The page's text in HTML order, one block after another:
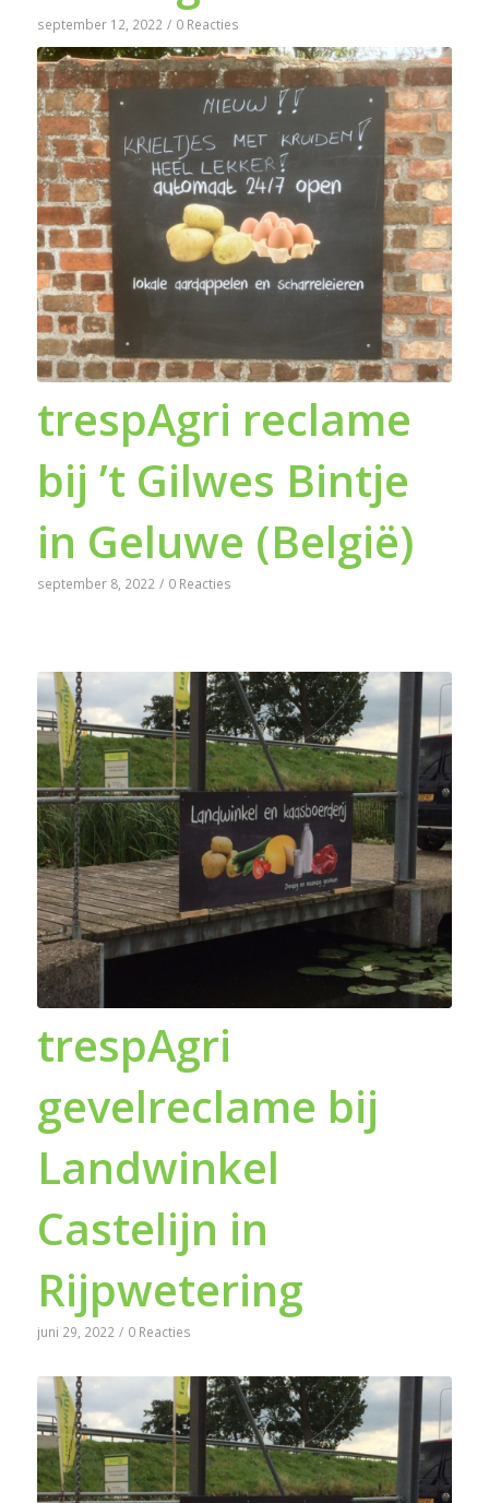
september 12, 2022 / 0 Reacties
trespAgri reclame
bij ’t Gilwes Bintje
in Geluwe (België)
september 8, 2022 / 0 Reacties
trespAgri
gevelreclame bij
Landwinkel
Castelijn in
Rijpwetering
juni 29, 2022 / 0 Reacties